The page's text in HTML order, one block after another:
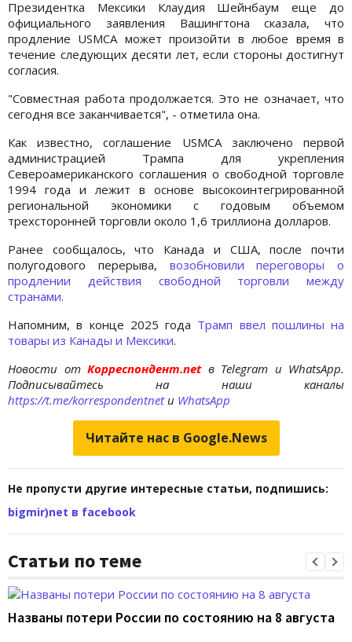
Президентка Мексики Клаудия Шейнбаум еще до
официального заявления Вашингтона сказала, что
продление USMCA может произойти в любое время в
течение следующих десяти лет, если стороны достигнут
согласия.
"Совместная работа продолжается. Это не означает, что
сегодня все заканчивается", - отметила она.
Как известно, соглашение USMCA заключено первой
администрацией Трампа для укрепления
Североамериканского соглашения о свободной торговле
1994 года и лежит в основе высокоинтегрированной
региональной экономики с годовым объемом
трехсторонней торговли около 1,6 триллиона долларов.
Ранее сообщалось, что Канада и США, после почти
полугодового перерыва, возобновили переговоры о
продлении действия свободной торговли между
странами.
Напомним, в конце 2025 года Трамп ввел пошлины на
товары из Канады и Мексики.
Новости отКорреспондент.net в Telegram и WhatsApp.
Подписывайтесь на наши каналы
https://t.me/korrespondentnetи WhatsApp
Читайте нас в Google.News
Не пропусти другие интересные статьи, подпишись:
bigmir)net в facebook
Статьи по теме
Названы потери России по состоянию на 8 августа